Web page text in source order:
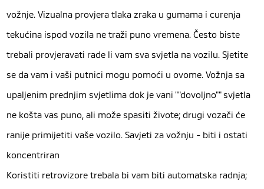
vožnje. Vizualna provjera tlaka zraka u gumama i curenja
tekućina ispod vozila ne traži puno vremena. Često biste
trebali provjeravati rade li vam sva svjetla na vozilu. Sjetite
se da vam i vaši putnici mogu pomoći u ovome. Vožnja sa
upaljenim prednjim svjetlima dok je vani ""dovoljno"" svjetla
ne košta vas puno, ali može spasiti živote; drugi vozači će
ranije primijetiti vaše vozilo. Savjeti za vožnju - biti i ostati
koncentriran
Koristiti retrovizore trebala bi vam biti automatska radnja;